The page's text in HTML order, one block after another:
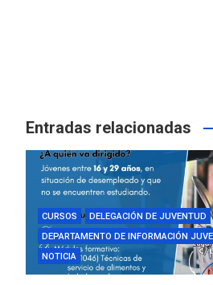
Entradas relacionadas
CURSOS
DELEGACIÓN DE JUVENTUD
DEPARTAMENTO DE INFORMACIÓN
NOTICIA